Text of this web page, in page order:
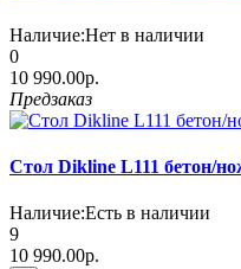
Наличие:Нет в наличии
0
10 990.00р.
Предзаказ
Стол Dikline L111 бетон/
Наличие:Есть в наличии
9
10 990.00р.